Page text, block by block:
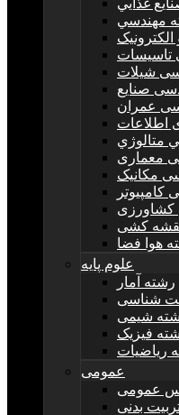
غذايي
تاسيسات
شیلات
صنایع
عمران
اطلاعات
متالوژي
معماری
مکانیک
کشاورزی
کشی
هوا فضا
علوم پایه
رشته آمار
شناسی
شیمی
فیزیک
ریاضیات
عمومی
عمومی
بدنی